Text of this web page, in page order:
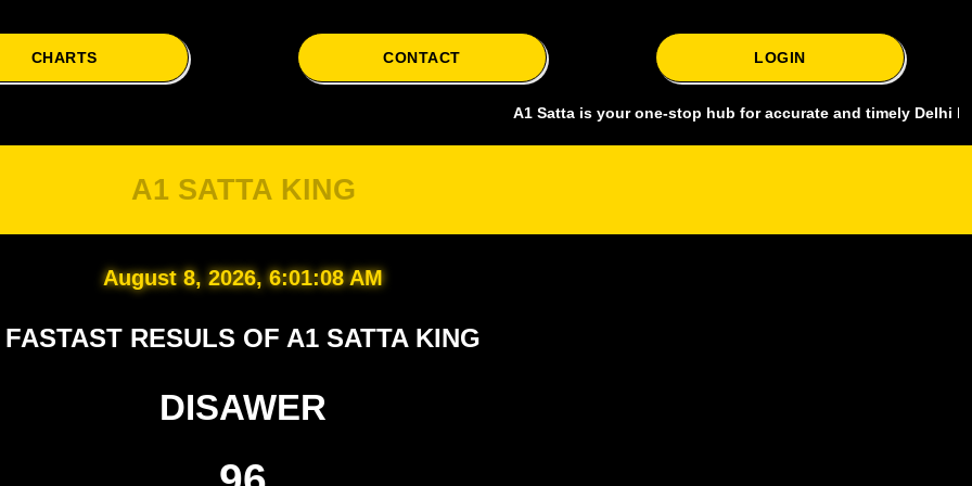
CHARTS CONTACT LOGIN
A1 Satta is your one-stop hub for accurate and timely Delhi bazar
A1 SATTA KING
August 8, 2026, 6:01:09 AM
FASTAST RESULS OF A1 SATTA KING
DISAWER